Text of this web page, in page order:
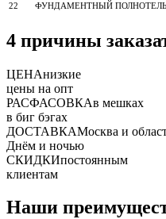
22
ФУНДАМЕНТНЫЙ
4 причины
ЦЕНАнизкие
цены на опт
РАСФАСОВКАв мешках
в биг бэгах
ДОСТАВКАМосква и
Днём и ночью
СКИДКИпостоянным
клиентам
Наши